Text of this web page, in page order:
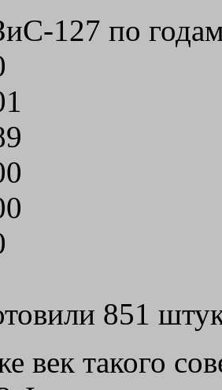
127 по
851
век такого